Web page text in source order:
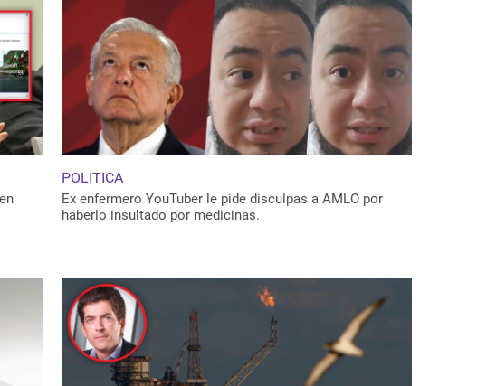
POLITICA
Ex enfermero YouTuber le pide disculpas a AMLO por
haberlo insultado por medicinas.